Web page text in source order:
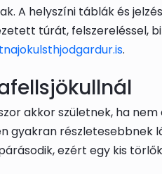
A helyszíni táblák és
túrát, felszereléssel,
.
akkor születnek, ha
gyakran részletesebbnek
ezért egy kis